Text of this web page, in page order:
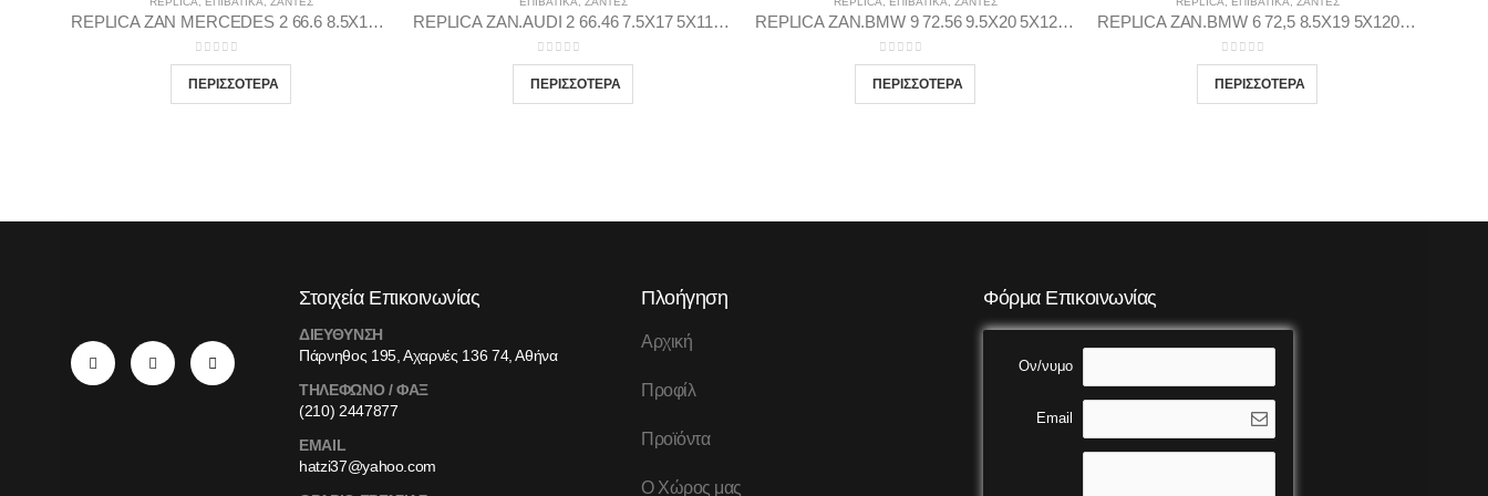
REPLICA ZAN MERCEDES 2 66.6 8.5X18 5X112 GMP35
0out of 5
REPLICA ZAN.AUDI 2 66.46 7.5X17 5X112 MDGP45
0out of 5
REPLICA ZAN.BMW 9 72.56 9.5X20 5X120 BP38
0out of 5
REPLICA ZAN.BMW 6 72,5 8.5X19 5X120 GP35
0out of 5
Στοιχεία Επικοινωνίας
ΔΙΕΥΘΥΝΣΗ
Πάρνηθος 195, Αχαρνές 136 74, Αθήνα
ΤΗΛΕΦΩΝΟ / ΦΑΞ
(210) 2447877
EMAIL
hatzi37@yahoo.com
Πλοήγηση
Αρχική
Προφίλ
Προϊόντα
Ο Χώρος μας
Φόρμα Επικοινωνίας
Ον/νυμο
Email